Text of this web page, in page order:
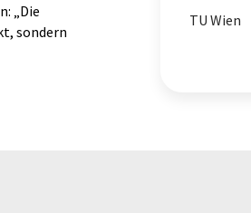
„Die
sondern
TU Wien